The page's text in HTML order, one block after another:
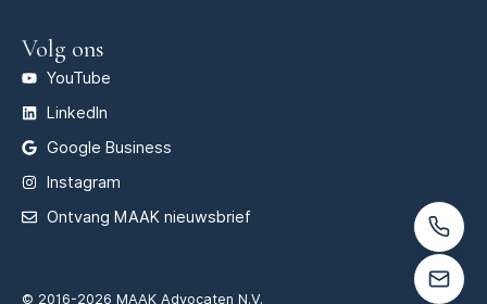
Volg ons
YouTube
LinkedIn
Google Business
Instagram
Ontvang MAAK nieuwsbrief
© 2016-2026 MAAK Advocaten N.V.